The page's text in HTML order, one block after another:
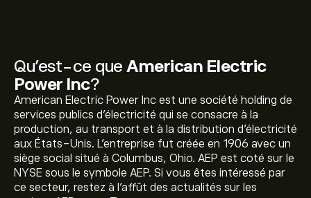
Qu’est-ce que American Electric
Power Inc?
American Electric Power Inc est une société holding de
services publics d'électricité qui se consacre à la
production, au transport et à la distribution d'électricité
aux États-Unis. L'entreprise fut créée en 1906 avec un
siège social situé à Columbus, Ohio. AEP est coté sur le
NYSE sous le symbole AEP. Si vous êtes intéressé par
ce secteur, restez à l'affût des actualités sur les
Le prix actuel de l'action AEP est de 125.73‎$‎.